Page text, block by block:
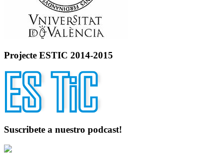
Projecte ESTIC 2014-2015
Suscribete a nuestro podcast!